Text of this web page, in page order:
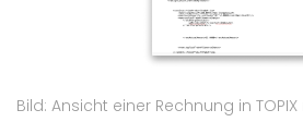
Bild: Ansicht einer Rechnung in